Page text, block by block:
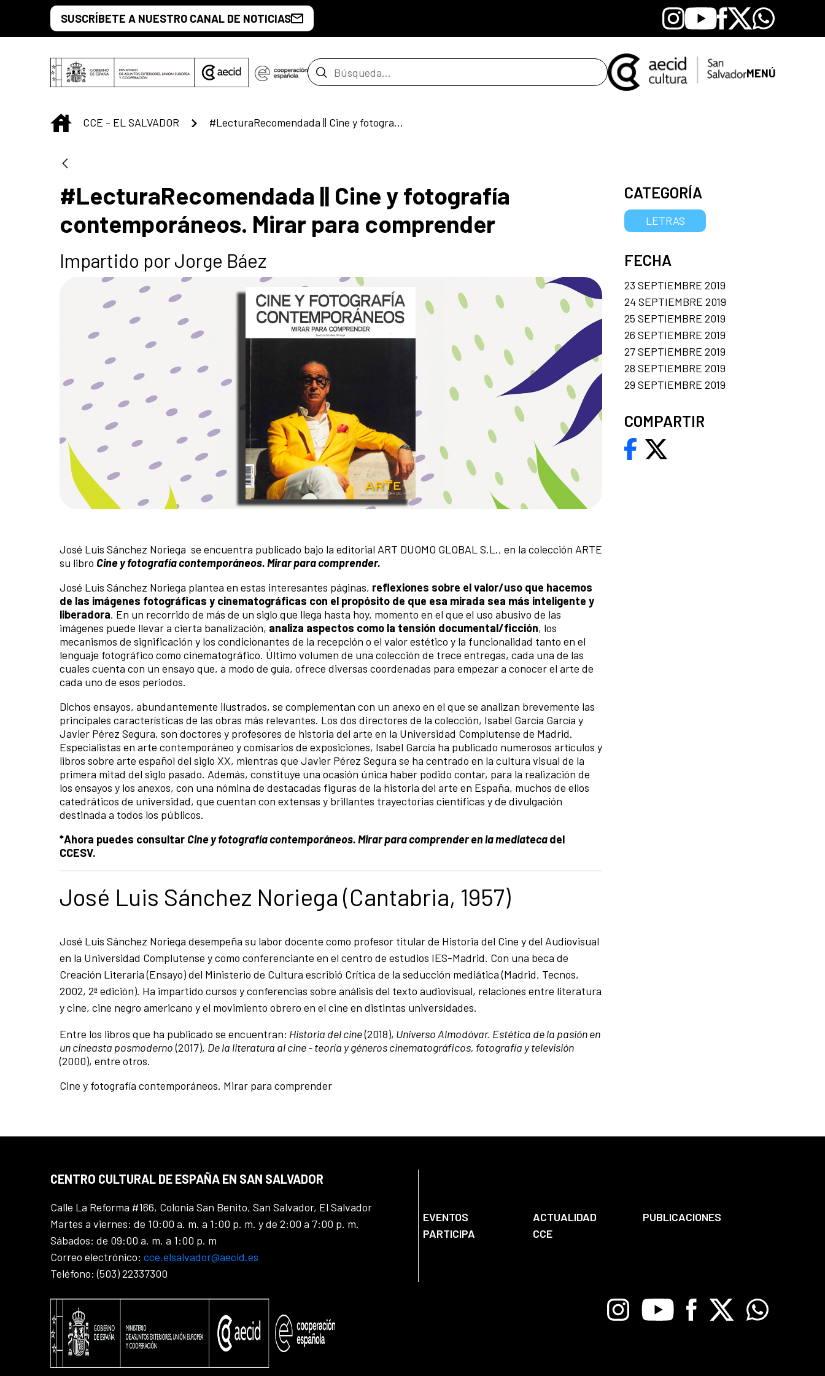
Saltar al contenido principal
SUSCRÍBETE A NUESTRO CANAL DE NOTICIAS Instagram
YoutubeFacebook
X Whatsapp
Barra de búsqueda MENÚ
INICIO
CCE - EL SALVADOR #LecturaRecomendada || Cine y fotografía contemporáneos. Mirar para comprender
#LecturaRecomendada || Cine y fotografía
contemporáneos. Mirar para comprender
Impartido por Jorge Báez
José Luis Sánchez Noriega se encuentra publicado bajo la editorial ART DUOMO GLOBAL S.L., en la colección ARTE
su libro Cine y fotografía contemporáneos. Mirar para comprender.
José Luis Sánchez Noriega plantea en estas interesantes páginas, reflexiones sobre el valor/uso que hacemos
de las imágenes fotográficas y cinematográficas con el propósito de que esa mirada sea más inteligente y
liberadora. En un recorrido de más de un siglo que llega hasta hoy, momento en el que el uso abusivo de las
imágenes puede llevar a cierta banalización, analiza aspectos como la tensión documental/ficción, los
mecanismos de significación y los condicionantes de la recepción o el valor estético y la funcionalidad tanto en el
lenguaje fotográfico como cinematográfico. Último volumen de una colección de trece entregas, cada una de las
cuales cuenta con un ensayo que, a modo de guía, ofrece diversas coordenadas para empezar a conocer el arte de
cada uno de esos periodos.
Dichos ensayos, abundantemente ilustrados, se complementan con un anexo en el que se analizan brevemente las
principales características de las obras más relevantes. Los dos directores de la colección, Isabel García García y
Javier Pérez Segura, son doctores y profesores de historia del arte en la Universidad Complutense de Madrid.
Especialistas en arte contemporáneo y comisarios de exposiciones, Isabel García ha publicado numerosos artículos y
libros sobre arte español del siglo XX, mientras que Javier Pérez Segura se ha centrado en la cultura visual de la
primera mitad del siglo pasado. Además, constituye una ocasión única haber podido contar, para la realización de
los ensayos y los anexos, con una nómina de destacadas figuras de la historia del arte en España, muchos de ellos
catedráticos de universidad, que cuentan con extensas y brillantes trayectorias científicas y de divulgación
destinada a todos los públicos.
*Ahora puedes consultar Cine y fotografía contemporáneos. Mirar para comprender en la mediatecadel
CCESV.
José Luis Sánchez Noriega (Cantabria, 1957)
José Luis Sánchez Noriega desempeña su labor docente como profesor titular de Historia del Cine y del Audiovisual
en la Universidad Complutense y como conferenciante en el centro de estudios IES-Madrid. Con una beca de
Creación Literaria (Ensayo) del Ministerio de Cultura escribió Crítica de la seducción mediática (Madrid, Tecnos,
2002, 2ª edición). Ha impartido cursos y conferencias sobre análisis del texto audiovisual, relaciones entre literatura
y cine, cine negro americano y el movimiento obrero en el cine en distintas universidades.
Entre los libros que ha publicado se encuentran: Historia del cine(2018), Universo Almodóvar. Estética de la pasión en
un cineasta posmoderno(2017), De la literatura al cine - teoría y géneros cinematográficos, fotografía y televisión
(2000), entre otros.
Cine y fotografía contemporáneos. Mirar para comprender
CATEGORÍA
LETRAS
FECHA
23 SEPTIEMBRE 2019
24 SEPTIEMBRE 2019
25 SEPTIEMBRE 2019
26 SEPTIEMBRE 2019
27 SEPTIEMBRE 2019
28 SEPTIEMBRE 2019
29 SEPTIEMBRE 2019
COMPARTIR
CENTRO CULTURAL DE ESPAÑA EN SAN SALVADOR
Calle La Reforma #166, Colonia San Benito, San Salvador, El Salvador
Martes a viernes: de 10:00 a. m. a 1:00 p. m. y de 2:00 a 7:00 p. m.
Sábados: de 09:00 a. m. a 1:00 p. m
Correo electrónico: cce.elsalvador@aecid.es
Teléfono: (503) 22337300
EVENTOS ACTUALIDAD
PUBLICACIONES
PARTICIPA
CCE
InstagramYoutube Facebook
X Whatsapp